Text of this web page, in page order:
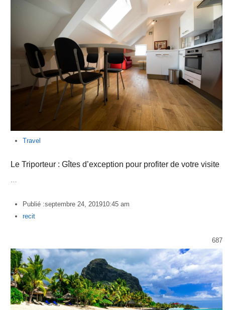
Travel
Le Triporteur : Gîtes d’exception pour profiter de votre visite
Publié :septembre 24, 201910:45 am
Author
recit
687